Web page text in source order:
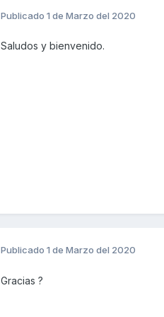
Publicado 1 de Marzo del 2020
Saludos y bienvenido.
Publicado 1 de Marzo del 2020
Gracias ?